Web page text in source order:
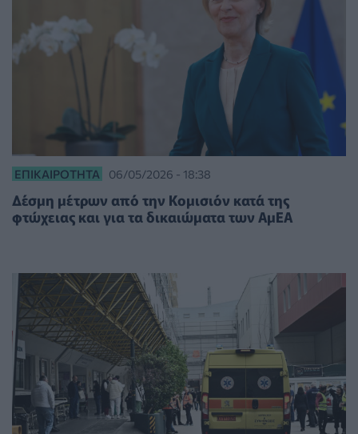
ΕΠΙΚΑΙΡΌΤΗΤΑ 06/05/2026 - 18:38
Δέσμη μέτρων από την Κομισιόν κατά της
φτώχειας και για τα δικαιώματα των ΑμΕΑ